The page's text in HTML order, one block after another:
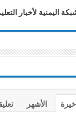
اليمنية لأخبار
الأشهر